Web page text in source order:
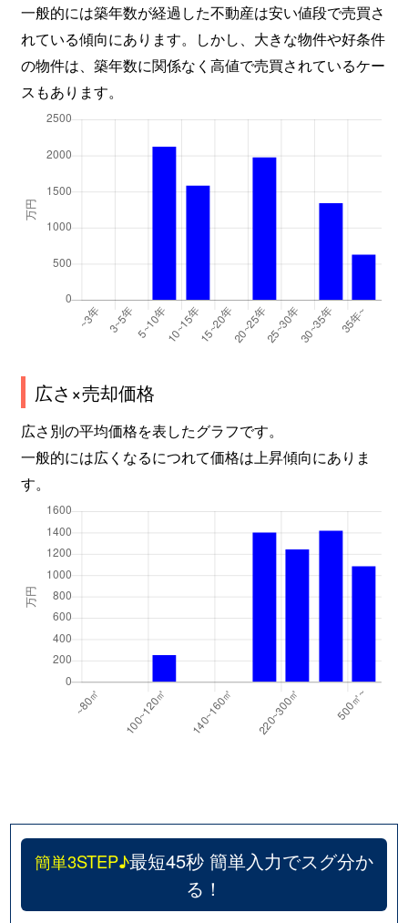
一般的には築年数が経過した不動産は安い値段で売買さ
れている傾向にあります。しかし、大きな物件や好条件
の物件は、築年数に関係なく高値で売買されているケー
スもあります。
広さ×売却価格
広さ別の平均価格を表したグラフです。
一般的には広くなるにつれて価格は上昇傾向にありま
す。
簡単3STEP♪最短45秒 簡単入力でスグ分か
る！